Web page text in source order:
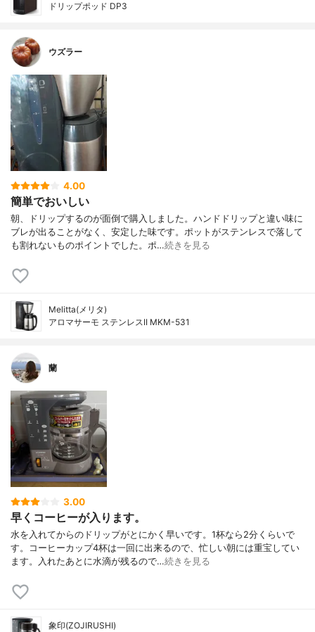
ドリップポッド DP3
ウズラー
4.00
簡単でおいしい
朝、ドリップするのが面倒で購入しました。ハンドドリップと違い味に
ブレが出ることがなく、安定した味です。ポットがステンレスで落して
も割れないものポイントでした。ポ…続きを見る
Melitta(メリタ)
アロマサーモ ステンレスII MKM-531
蘭
3.00
早くコーヒーが入ります。
水を入れてからのドリップがとにかく早いです。1杯なら2分くらいで
す。コーヒーカップ4杯は一回に出来るので、忙しい朝には重宝してい
ます。入れたあとに水滴が残るので…続きを見る
象印(ZOJIRUSHI)